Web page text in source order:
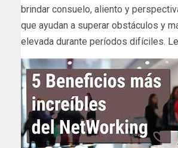
brindar consuelo, aliento y
que ayudan a superar obstáculos y
elevada durante períodos difíciles.